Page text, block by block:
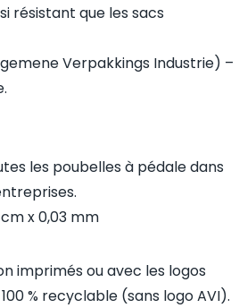
résistant que les sacs
Verpakkings Industrie) –
les poubelles à pédale dans
x 0,03 mm
imprimés ou avec les logos
% recyclable (sans logo AVI).